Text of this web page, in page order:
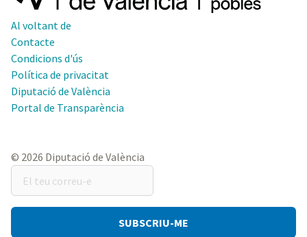
Al voltant de
Contacte
Condicions d'ús
Política de privacitat
Diputació de València
Portal de Transparència
© 2026 Diputació de València
teu
correu-